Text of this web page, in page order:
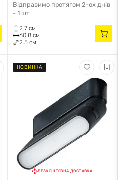
Відправимо протягом 2-ох днів
- 1 шт
2.7 см
60.8 см
2.5 см
НОВИНКА
БЕЗКОШТОВНА ДОСТАВКА